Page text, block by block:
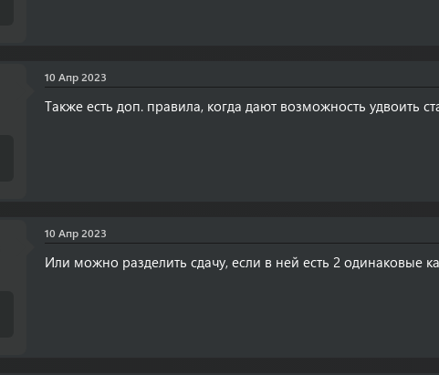
10 Апр 2023
Также есть доп. правила, когда дают возможность удвоить
10 Апр 2023
Или можно разделить сдачу, если в ней есть 2 одинаковые